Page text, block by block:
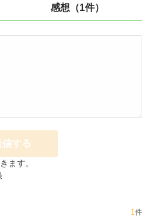
感想（1件）
信する
ます。
1件